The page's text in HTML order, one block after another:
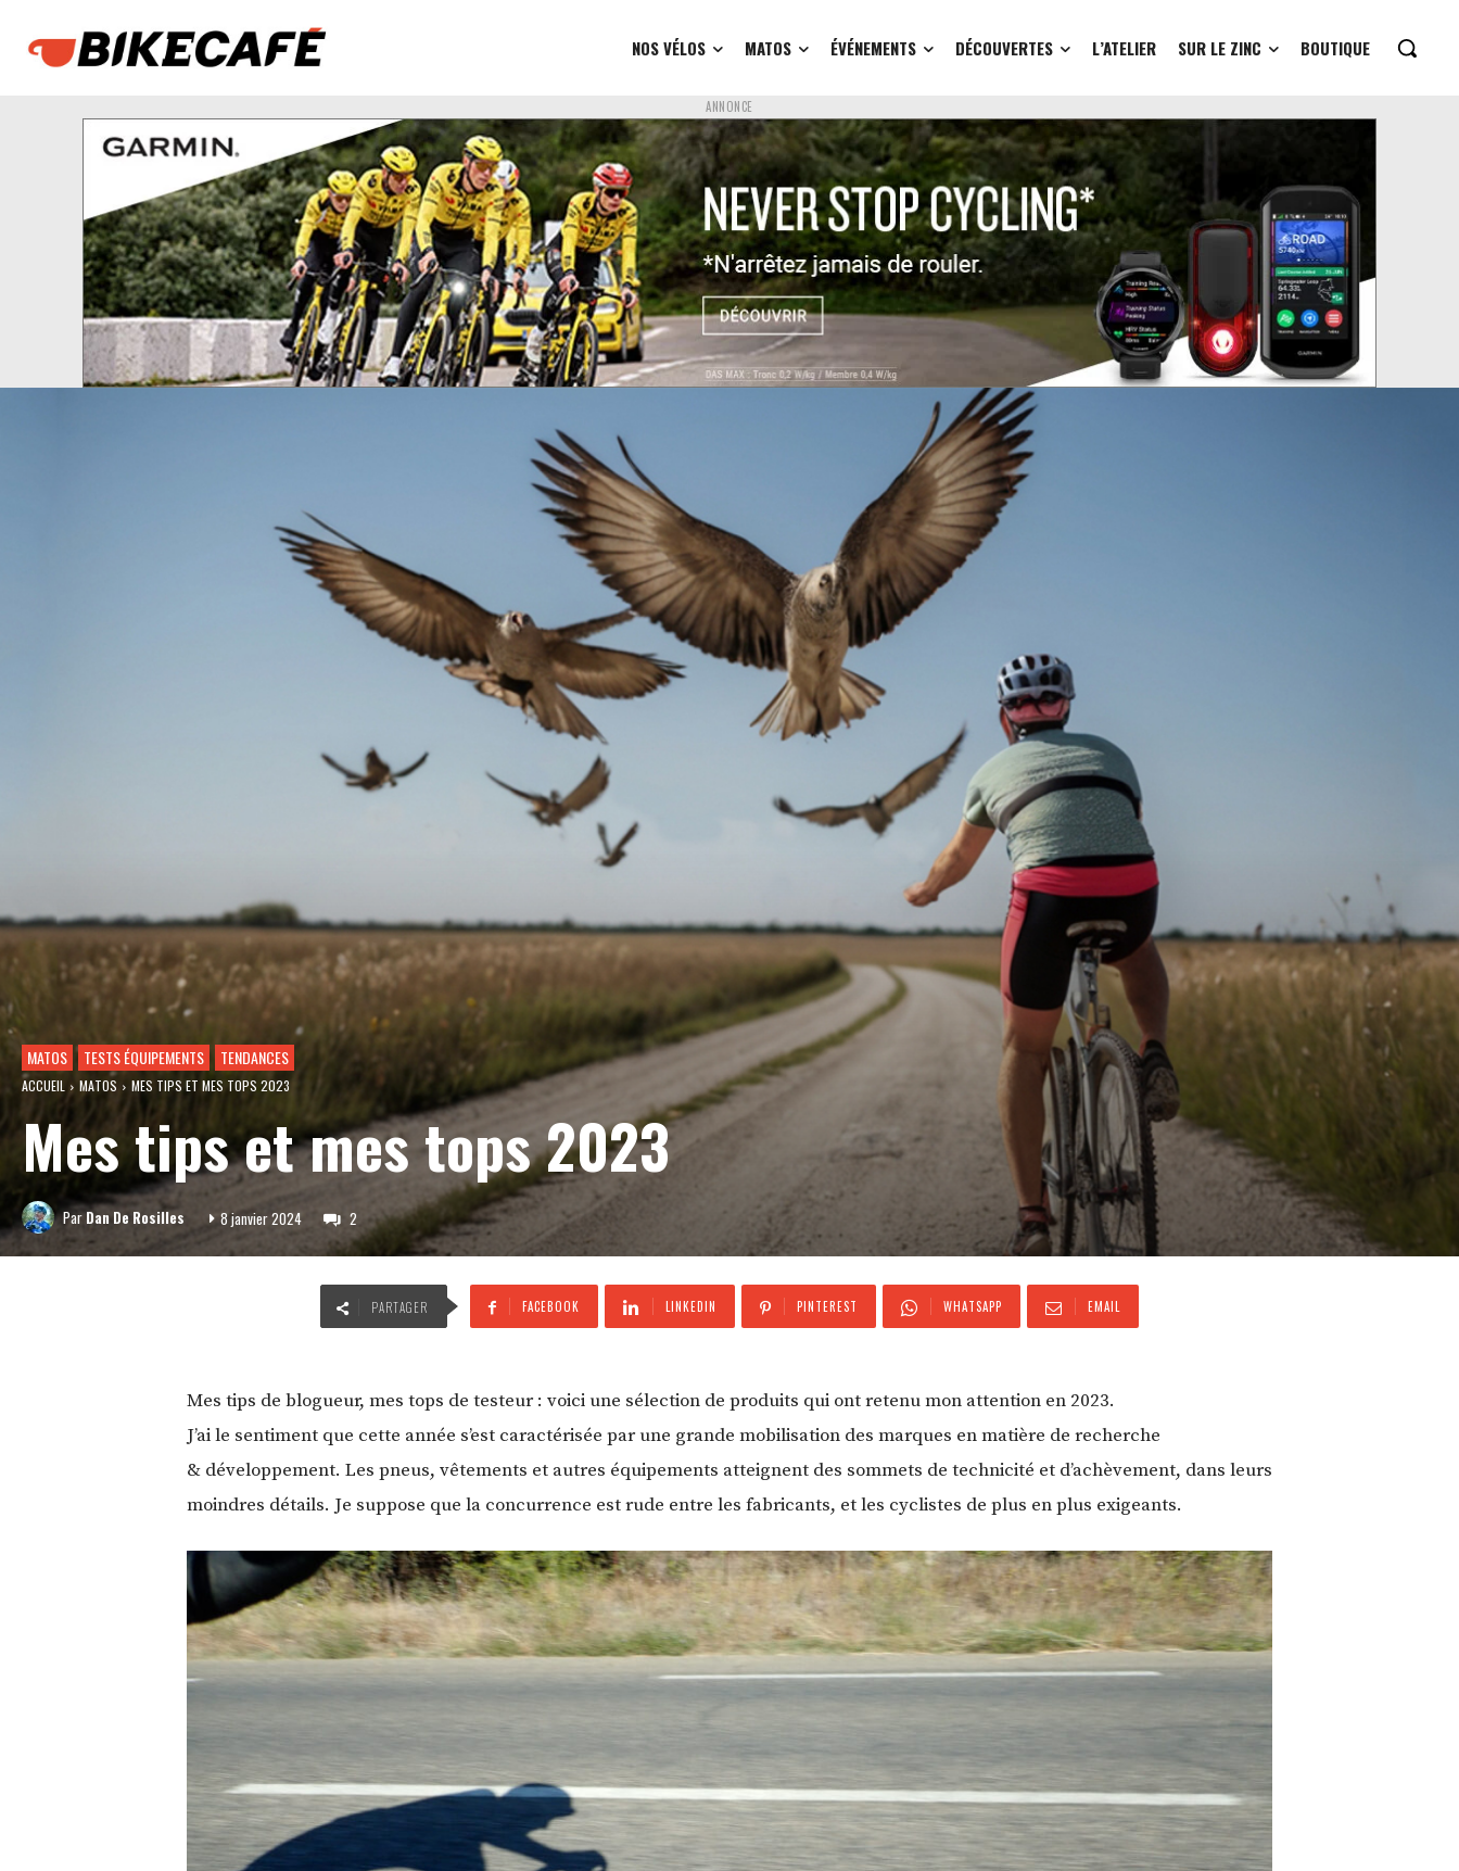
NOS VÉLOS MATOS ÉVÉNEMENTS DÉCOUVERTES L’ATELIER SUR LE ZINC BOUTIQUE
ANNONCE
MATOS TESTS ÉQUIPEMENTS TENDANCES
ACCUEIL MATOS MES TIPS ET MES TOPS 2023
Mes tips et mes tops 2023
ParDan De Rosilles 8 janvier 2024 2
PARTAGER FACEBOOK LINKEDIN PINTEREST WHATSAPP EMAIL
Mes tips de blogueur, mes tops de testeur : voici une sélection de produits qui ont retenu mon attention en 2023.
J’ai le sentiment que cette année s’est caractérisée par une grande mobilisation des marques en matière de recherche
& développement. Les pneus, vêtements et autres équipements atteignent des sommets de technicité et d’achèvement, dans leurs
moindres détails. Je suppose que la concurrence est rude entre les fabricants, et les cyclistes de plus en plus exigeants.